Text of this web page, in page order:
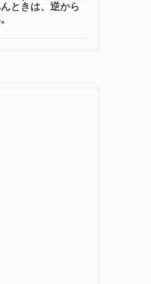
ときは、逆から